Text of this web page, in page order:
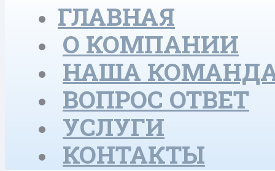
ГЛАВНАЯ
О КОМПАНИИ
НАША
ВОПРОС ОТВЕТ
УСЛУГИ
КОНТАКТЫ